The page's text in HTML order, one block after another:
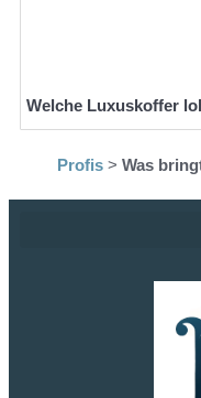
Welche Luxuskoffer
Profis> Was